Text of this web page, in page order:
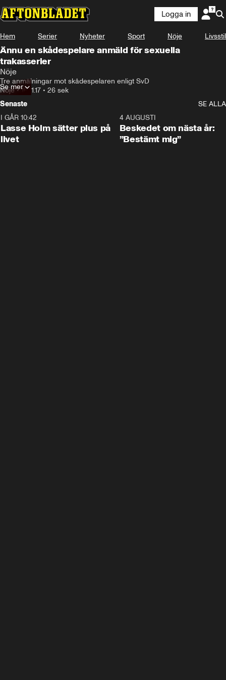
Logga in
Hem Serier Nyheter Sport Nöje Livsstil
Ännu en skådespelare anmäld för sexuella
trakasserier
Nöje
Tre anmälningar mot skådespelaren enligt SvD
Nöje•16.11.17 • 26 sek
Se mer
Senaste
SE ALLA
I GÅR 10:42
Lasse Holm sätter plus på
livet
4 AUGUSTI
Beskedet om nästa år:
”Bestämt mig”